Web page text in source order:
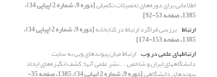
اطلاعاتی برای دوره‌های تحصیلات تکمیلی [دوره 9، شماره 2 (پیاپی 34)،
1385، صفحه 53-92]
ارتباط بررسی فراگرد ارتباط در کتابخانه [دوره 9، شماره 2 (پیاپی 34)،
1385، صفحه 153-174]
ارتباطهای علمی در وب ارتباط میان پیوندهای وبی به سایت
دانشگاههای ایران و شاخص ... نشر علمی آنها: کشف انگیزه‌های ایجاد
پیوندهای دانشگاهی [دوره 9، شماره 2 (پیاپی 34)، 1385، صفحه 35-